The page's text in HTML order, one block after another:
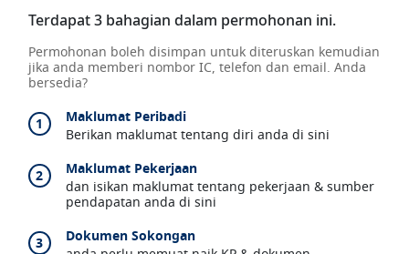
Terdapat 3 bahagian dalam permohonan ini.
Permohonan boleh disimpan untuk diteruskan kemudian
jika anda memberi nombor IC, telefon dan email. Anda
bersedia?
1
Maklumat Peribadi
Berikan maklumat tentang diri anda di sini
2
Maklumat Pekerjaan
dan isikan maklumat tentang pekerjaan & sumber
pendapatan anda di sini
3
Dokumen Sokongan